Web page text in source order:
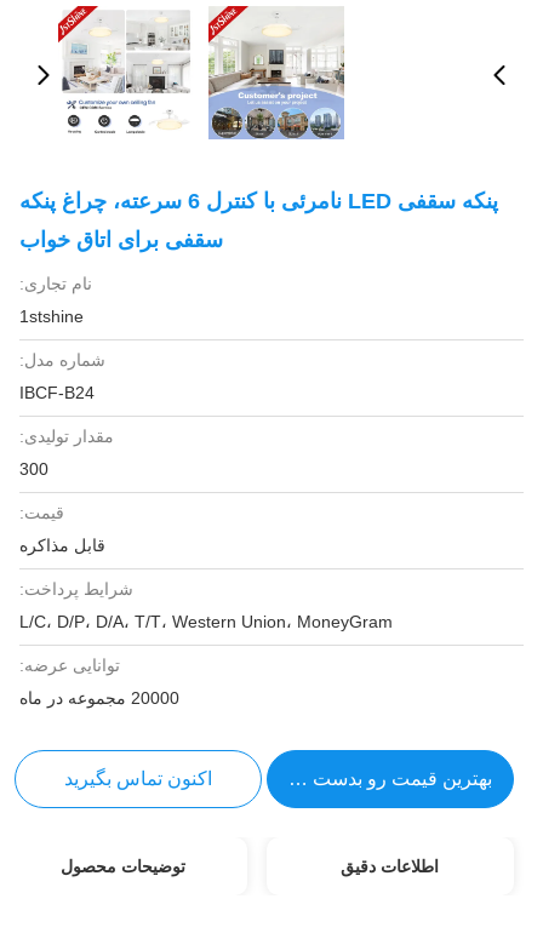
پنکه سقفی LED نامرئی با کنترل 6 سرعته، چراغ پنکه
سقفی برای اتاق خواب
نام تجاری:
1stshine
شماره مدل:
IBCF-B24
مقدار تولیدی:
300
قیمت:
قابل مذاکره
شرایط پرداخت:
L/C، D/P، D/A، T/T، Western Union، MoneyGram
توانایی عرضه:
20000 مجموعه در ماه
بهترین قیمت رو بدست بیار اکنون تماس بگیرید
اطلاعات دقیق توضیحات محصول